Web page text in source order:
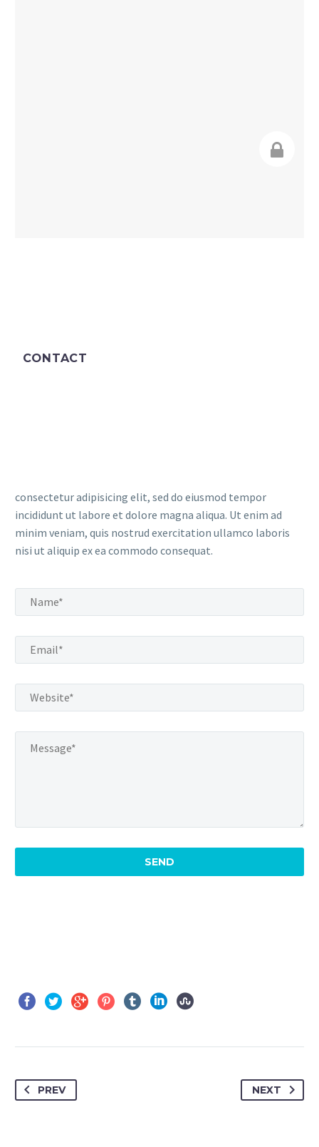
CONTACT
consectetur adipisicing elit, sed do eiusmod tempor
incididunt ut labore et dolore magna aliqua. Ut enim ad
minim veniam, quis nostrud exercitation ullamco laboris
nisi ut aliquip ex ea commodo consequat.
PREV NEXT